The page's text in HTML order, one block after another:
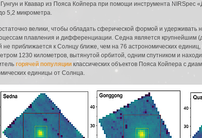
и Квавар из Пояса Койпера при помощи инструмента NIRSpec
5,2 микрометра.
велики, чтобы обладать сферической формой и удерживать
плавления и дифференциации. Седна является крупнейшим
не приближается к Солнцу ближе, чем на 76 астрономических
1230 километров, вытянутой орбитой, одним спутником и
горячей популяции классических объектов Пояса Койпера с
единицы от Солнца.